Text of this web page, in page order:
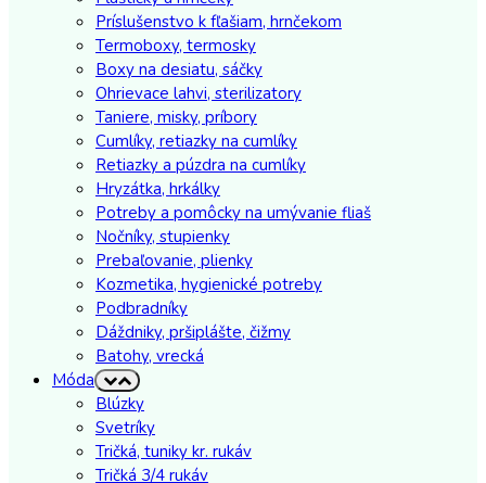
Príslušenstvo k fľašiam, hrnčekom
Termoboxy, termosky
Boxy na desiatu, sáčky
Ohrievace lahvi, sterilizatory
Taniere, misky, príbory
Cumlíky, retiazky na cumlíky
Retiazky a púzdra na cumlíky
Hryzátka, hrkálky
Potreby a pomôcky na umývanie fliaš
Nočníky, stupienky
Prebaľovanie, plienky
Kozmetika, hygienické potreby
Podbradníky
Dáždniky, pršiplášte, čižmy
Batohy, vrecká
Móda
Blúzky
Svetríky
Tričká, tuniky kr. rukáv
Tričká 3/4 rukáv